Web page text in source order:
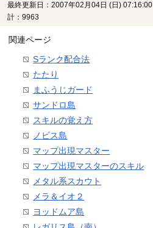
最終更新日：2007年02月04日 (日) 07:16:00
計：9963
関連ページ
Sランク配合法
たたり
まふうじガード
サンドロ島
スキルの覚え方
ノビス島
マップ出現マスター
マップ出現マスターのスキル
メタル系スカウト
メラ＆イオ２
ヨッドムア島